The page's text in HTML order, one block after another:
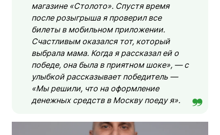
магазине «Столото». Спустя время
после розыгрыша я проверил все
билеты в мобильном приложении.
Счастливым оказался тот, который
выбрала мама. Когда я рассказал ей о
победе, она была в приятном шоке», — с
улыбкой рассказывает победитель —
«Мы решили, что на оформление
денежных средств в Москву поеду я».